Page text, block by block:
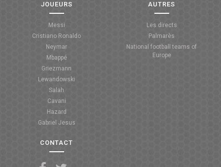
JOUEURS
Messi
Cristiano Ronaldo
Neymar
Mbappé
Griezmann
Lewandowski
Salah
Cavani
Hazard
Gabriel Jesus
AUTRES
Les directs
Palmarès
National football teams of
Europe
CONTACT